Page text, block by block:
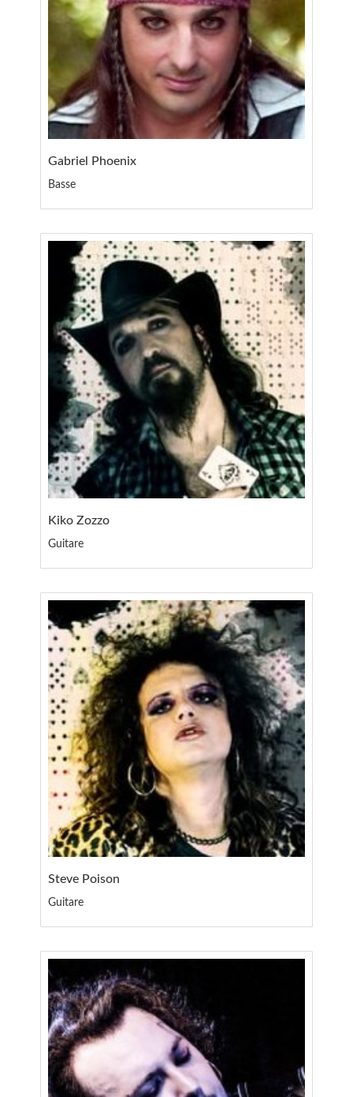
Gabriel Phoenix
Basse
Kiko Zozzo
Guitare
Steve Poison
Guitare